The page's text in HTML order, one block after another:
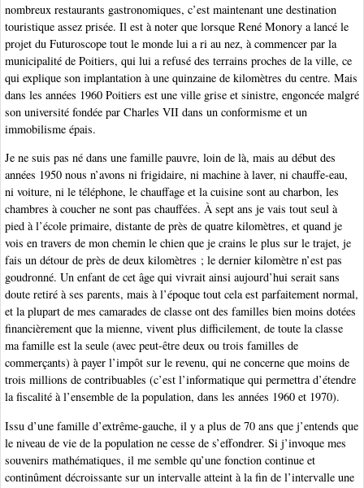
nombreux restaurants gastronomiques, c’est maintenant une destination
touristique assez prisée. Il est à noter que lorsque René Monory a lancé le
projet du Futuroscope tout le monde lui a ri au nez, à commencer par la
municipalité de Poitiers, qui lui a refusé des terrains proches de la ville, ce
qui explique son implantation à une quinzaine de kilomètres du centre. Mais
dans les années 1960 Poitiers est une ville grise et sinistre, engoncée malgré
son université fondée par Charles VII dans un conformisme et un
immobilisme épais.
Je ne suis pas né dans une famille pauvre, loin de là, mais au début des
années 1950 nous n’avons ni frigidaire, ni machine à laver, ni chauffe-eau,
ni voiture, ni le téléphone, le chauffage et la cuisine sont au charbon, les
chambres à coucher ne sont pas chauffées. À sept ans je vais tout seul à
pied à l’école primaire, distante de près de quatre kilomètres, et quand je
vois en travers de mon chemin le chien que je crains le plus sur le trajet, je
fais un détour de près de deux kilomètres ; le dernier kilomètre n’est pas
goudronné. Un enfant de cet âge qui vivrait ainsi aujourd’hui serait sans
doute retiré à ses parents, mais à l’époque tout cela est parfaitement normal,
et la plupart de mes camarades de classe ont des familles bien moins dotées
financièrement que la mienne, vivent plus difficilement, de toute la classe
ma famille est la seule (avec peut-être deux ou trois familles de
commerçants) à payer l’impôt sur le revenu, qui ne concerne que moins de
trois millions de contribuables (c’est l’informatique qui permettra d’étendre
la fiscalité à l’ensemble de la population, dans les années 1960 et 1970).
Issu d’une famille d’extrême-gauche, il y a plus de 70 ans que j’entends que
le niveau de vie de la population ne cesse de s’effondrer. Si j’invoque mes
souvenirs mathématiques, il me semble qu’une fonction continue et
continûment décroissante sur un intervalle atteint à la fin de l’intervalle une